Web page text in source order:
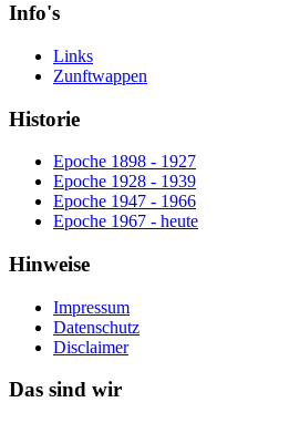
Info's
Links
Zunftwappen
Historie
Epoche 1898 - 1927
Epoche 1928 - 1939
Epoche 1947 - 1966
Epoche 1967 - heute
Hinweise
Impressum
Datenschutz
Disclaimer
Das sind wir